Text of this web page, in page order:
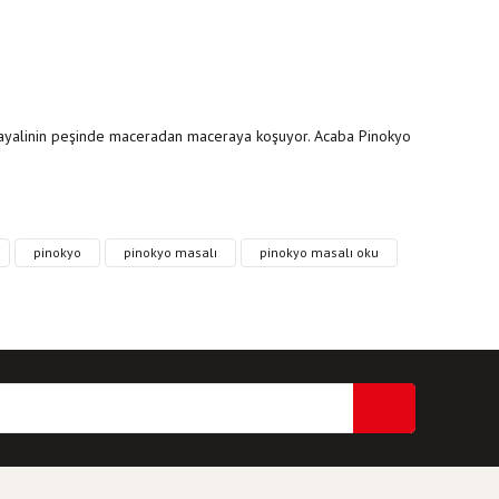
peşinde maceradan maceraya koşuyor. Acaba Pinokyo
formunu kullanarak tarafımıza iletebilirsiniz.
pinokyo pinokyo masalı
pinokyo masalı oku